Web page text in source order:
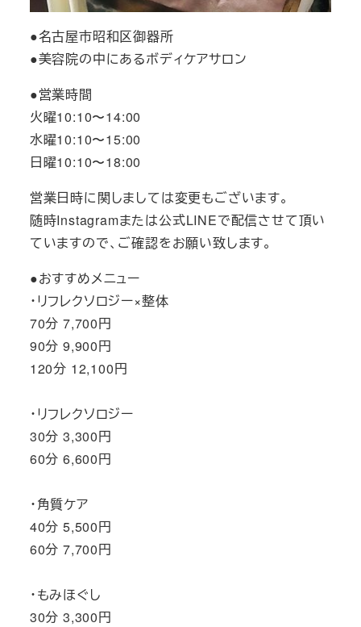
●名古屋市昭和区御器所
●美容院の中にあるボディケアサロン
●営業時間
火曜10:10〜14:00
水曜10:10〜15:00
日曜10:10〜18:00
営業日時に関しましては変更もございます。
随時Instagramまたは公式LINEで配信させて頂い
ていますので、ご確認をお願い致します。
●おすすめメニュー
・リフレクソロジー×整体
70分 7,700円
90分 9,900円
120分 12,100円
・リフレクソロジー
30分 3,300円
60分 6,600円
・角質ケア
40分 5,500円
60分 7,700円
・もみほぐし
30分 3,300円